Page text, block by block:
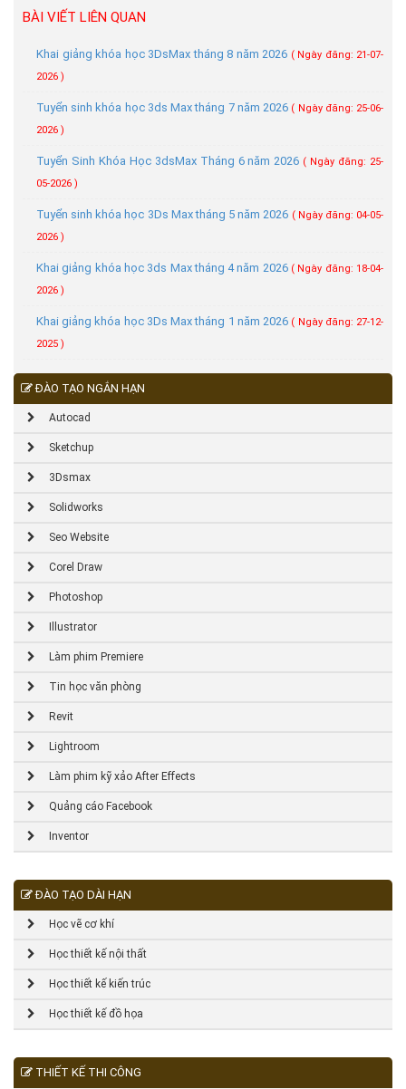
BÀI VIẾT LIÊN QUAN
Khai giảng khóa học 3DsMax tháng 8 năm 2026 ( Ngày đăng: 21-07-
2026 )
Tuyển sinh khóa học 3ds Max tháng 7 năm 2026 ( Ngày đăng: 25-06-
2026 )
Tuyển Sinh Khóa Học 3dsMax Tháng 6 năm 2026 ( Ngày đăng: 25-
05-2026 )
Tuyển sinh khóa học 3Ds Max tháng 5 năm 2026 ( Ngày đăng: 04-05-
2026 )
Khai giảng khóa học 3ds Max tháng 4 năm 2026 ( Ngày đăng: 18-04-
2026 )
Khai giảng khóa học 3Ds Max tháng 1 năm 2026 ( Ngày đăng: 27-12-
2025 )
ĐÀO TẠO NGẮN HẠN
Autocad
Sketchup
3Dsmax
Solidworks
Seo Website
Corel Draw
Photoshop
Illustrator
Làm phim Premiere
Tin học văn phòng
Revit
Lightroom
Làm phim kỹ xảo After Effects
Quảng cáo Facebook
Inventor
ĐÀO TẠO DÀI HẠN
Học vẽ cơ khí
Học thiết kế nội thất
Học thiết kế kiến trúc
Học thiết kế đồ họa
THIẾT KẾ THI CÔNG